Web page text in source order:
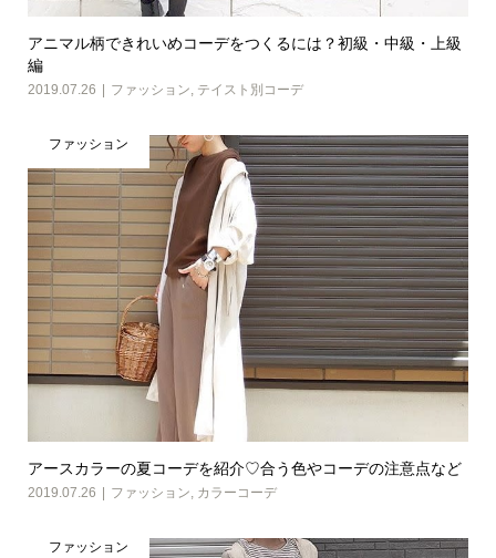
アニマル柄できれいめコーデをつくるには？初級・中級・上級
編
2019.07.26 ファッション, テイスト別コーデ
ファッション
アースカラーの夏コーデを紹介♡合う色やコーデの注意点など
2019.07.26 ファッション, カラーコーデ
ファッション